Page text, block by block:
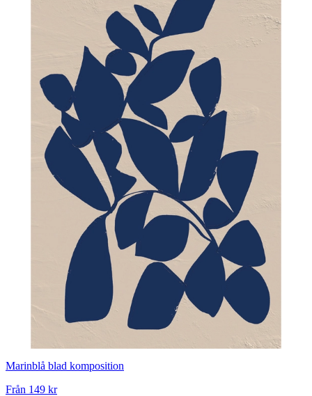
Marinblå blad komposition
Från 149 kr